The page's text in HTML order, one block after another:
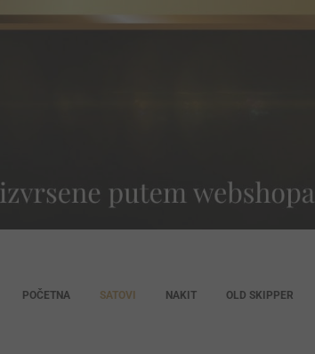
POČETNA SATOVI NAKIT OLD SKIPPER